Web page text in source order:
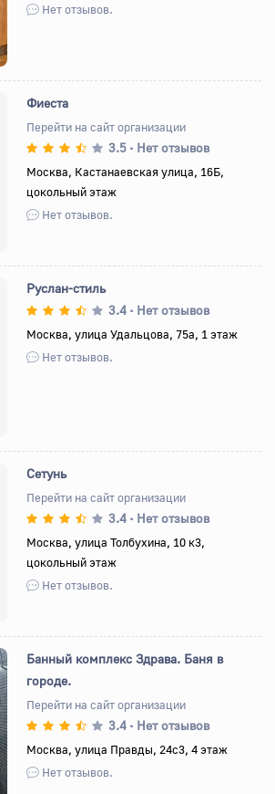
Нет отзывов.
Фиеста
Перейти на сайт организации
3.5 • Нет отзывов
Москва, Кастанаевская улица, 16Б,
цокольный этаж
Нет отзывов.
Руслан-стиль
3.4 • Нет отзывов
Москва, улица Удальцова, 75а, 1 этаж
Нет отзывов.
Сетунь
Перейти на сайт организации
3.4 • Нет отзывов
Москва, улица Толбухина, 10 к3,
цокольный этаж
Нет отзывов.
Вперед
Банный комплекс Здрава. Баня в
городе.
Перейти на сайт организации
3.4 • Нет отзывов
Москва, улица Правды, 24с3, 4 этаж
Нет отзывов.